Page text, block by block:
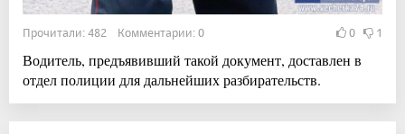
Прочитали: 482 Комментарии: 0 0 1
Водитель, предъявивший такой документ, доставлен в
отдел полиции для дальнейших разбирательств.